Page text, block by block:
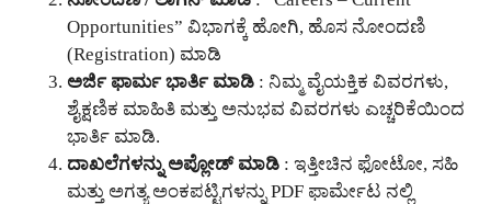
Opportunities” ವಿಭಾಗಕ್ಕೆ ಹೋಗಿ, ಹೊಸ ನೋಂದಣಿ
(Registration) ಮಾಡಿ
ಅರ್ಜಿ ಫಾರ್ಮ ಭಾರ್ತಿ ಮಾಡಿ : ನಿಮ್ಮ ವೈಯಕ್ತಿಕ ವಿವರಗಳು,
ಶೈಕ್ಷಣಿಕ ಮಾಹಿತಿ ಮತ್ತು ಅನುಭವ ವಿವರಗಳು ಎಚ್ಚರಿಕೆಯಿಂದ
ಭಾರ್ತಿ ಮಾಡಿ.
ದಾಖಲೆಗಳನ್ನು ಅಪ್ಲೋಡ್ ಮಾಡಿ : ಇತ್ತೀಚಿನ ಫೋಟೋ, ಸಹಿ
ಮತ್ತು ಅಗತ್ಯ ಅಂಕಪಟ್ಟಿಗಳನ್ನು PDF ಫಾರ್ಮೇಟ ನಲ್ಲಿ